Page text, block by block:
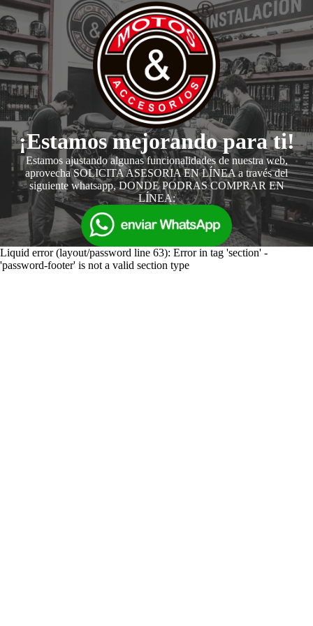
¡Estamos mejorando para ti!
Estamos ajustando algunas funcionalidades de nuestra web,
aprovecha SOLICITA ASESORIA EN LÍNEA a través del
siguiente whatsapp, DONDE PODRAS COMPRAR EN
LÍNEA:
Liquid error (layout/password line 63): Error in tag 'section' -
'password-footer' is not a valid section type